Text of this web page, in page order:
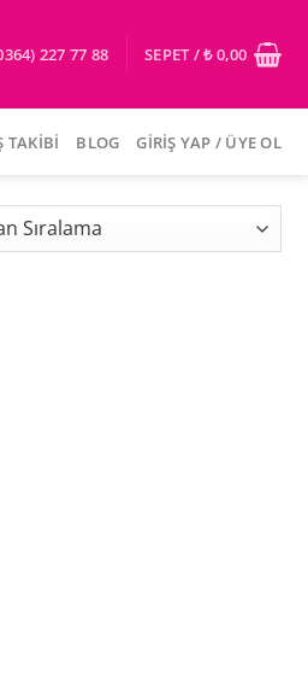
227 77 88 SEPET /₺0,00
TAKIBI BLOG GIRIŞ YAP / ÜYE OL